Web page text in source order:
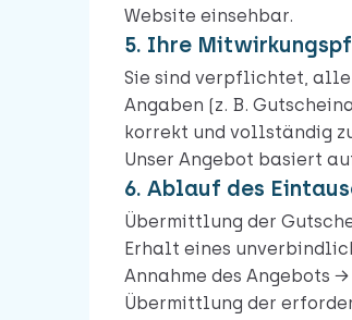
Website einsehbar.
5. Ihre
Sie sind verpflichtet, alle
Angaben (z. B.
korrekt und vollständig
Unser Angebot basiert
6. Ablauf des
Übermittlung der
Erhalt eines
Annahme des Angebots
Übermittlung der